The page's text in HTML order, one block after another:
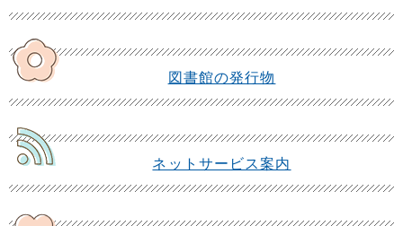
図書館の発行物
ネットサービス案内